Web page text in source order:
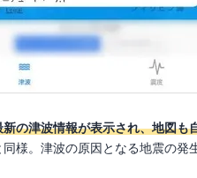
の津波情報が表示され、地図も
様。津波の原因となる地震の